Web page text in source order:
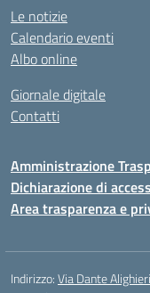
Le notizie
Calendario eventi
Albo online
Giornale digitale
Contatti
Amministrazione
Dichiarazione di
Area trasparenza e
Indirizzo:Via Dante